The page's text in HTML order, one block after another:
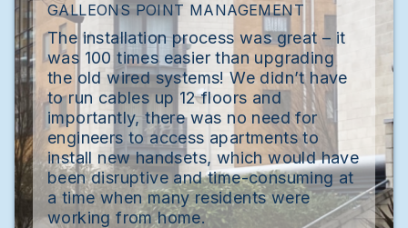
GALLEONS POINT MANAGEMENT
The installation process was great – it
was 100 times easier than upgrading
the old wired systems! We didn’t have
to run cables up 12 floors and
importantly, there was no need for
engineers to access apartments to
install new handsets, which would have
been disruptive and time-consuming at
a time when many residents were
working from home.